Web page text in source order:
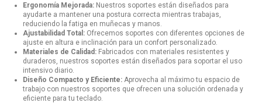
Ergonomía Mejorada: Nuestros soportes están diseñados para
ayudarte a mantener una postura correcta mientras trabajas,
reduciendo la fatiga en muñecas y manos.
Ajustabilidad Total: Ofrecemos soportes con diferentes opciones de
ajuste en altura e inclinación para un confort personalizado.
Materiales de Calidad: Fabricados con materiales resistentes y
duraderos, nuestros soportes están diseñados para soportar el uso
intensivo diario.
Diseño Compacto y Eficiente: Aprovecha al máximo tu espacio de
trabajo con nuestros soportes que ofrecen una solución ordenada y
eficiente para tu teclado.